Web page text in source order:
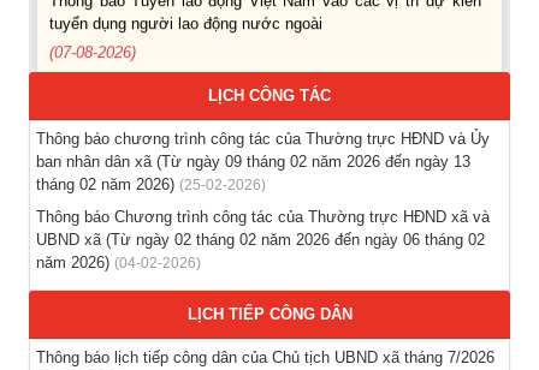
tuyển dụng người lao động nước ngoài
Thông báo các khóa đào tạo năm học 2026-2027
(04-08-2026)
Thông báo hỗ trợ tư vấn, tuyển dụng lao động đi làm việc
(03-08-2026)
Thông báo hỗ trợ tư vấn, tuyển dụng lao động đi làm việc ở
nước ngoài theo hợp đồng
(28-07-2026)
LỊCH CÔNG TÁC
Thông báo chương trình công tác của Thường trực HĐND và Ủy
ban nhân dân xã (Từ ngày 09 tháng 02 năm 2026 đến ngày 13
tháng 02 năm 2026) (25-02-2026)
Thông báo Chương trình công tác của Thường trực HĐND xã và
UBND xã (Từ ngày 02 tháng 02 năm 2026 đến ngày 06 tháng 02
năm 2026) (04-02-2026)
LỊCH TIẾP CÔNG DÂN
Thông báo lịch tiếp công dân của Chủ tịch UBND xã tháng 7/2026